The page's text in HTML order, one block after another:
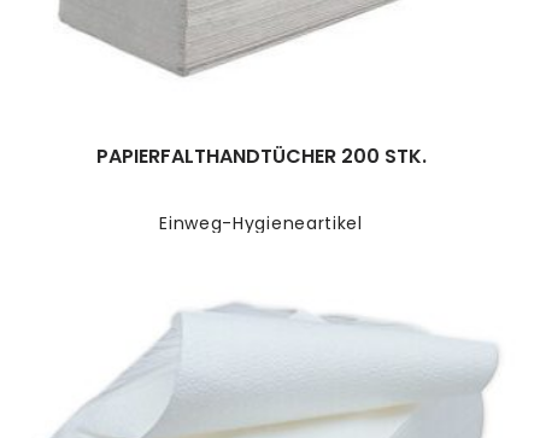
Einweg-Hygieneartikel
PAPIERFALTHANDTÜCHER 200 STK.